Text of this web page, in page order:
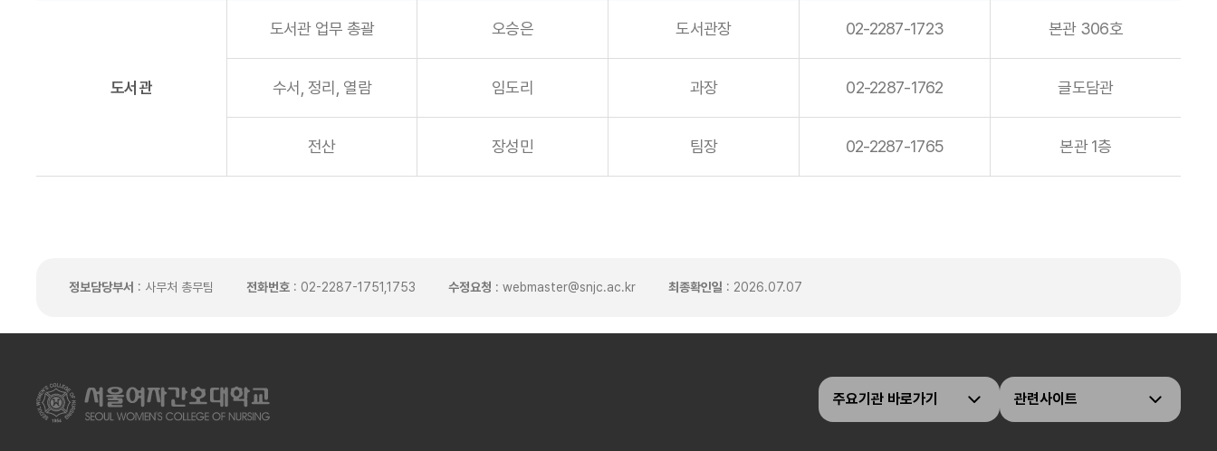
도서관
도서관 업무 총괄 오승은 도서관장 02-2287-1723 본관 306호
수서, 정리, 열람 임도리 과장 02-2287-1762 글도담관
전산 장성민 팀장 02-2287-1765 본관 1층
정보담당부서 : 사무처 총무팀 전화번호 : 02-2287-1751,1753 수정요청 : webmaster@snjc.ac.kr 최종확인일 : 2026.07.07
주요기관 바로가기 관련사이트